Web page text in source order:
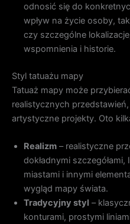
odnosić się do
wpływ na życie osoby,
czy szczególne
wspomnienia i historie.
Styl tatuażu mapy
Tatuaż mapy może
realistycznych
artystyczne projekty. Oto
Realizm – realistyczne
dokładnymi szczegółami,
miastami i innymi
wygląd mapy świata.
Tradycyjny styl –
konturami, prostymi